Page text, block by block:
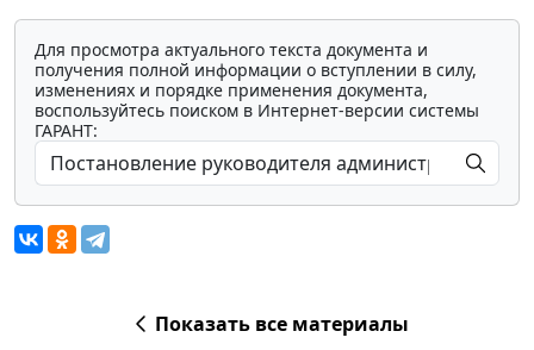
Для просмотра актуального текста документа и
получения полной информации о вступлении в силу,
изменениях и порядке применения документа,
воспользуйтесь поиском в Интернет-версии системы
ГАРАНТ:
Показать все материалы